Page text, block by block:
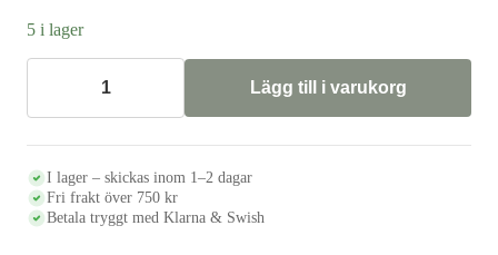
5 i lager
Aleppotvål
40%
&
lagerbärsolja
(200
Lägg till i varukorg
I lager – skickas inom 1–2 dagar
Fri frakt över 750 kr
Betala tryggt med Klarna & Swish